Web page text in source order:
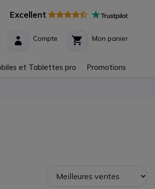
Excellent
Mon panier
Compte
et Tablettes pro Promotions